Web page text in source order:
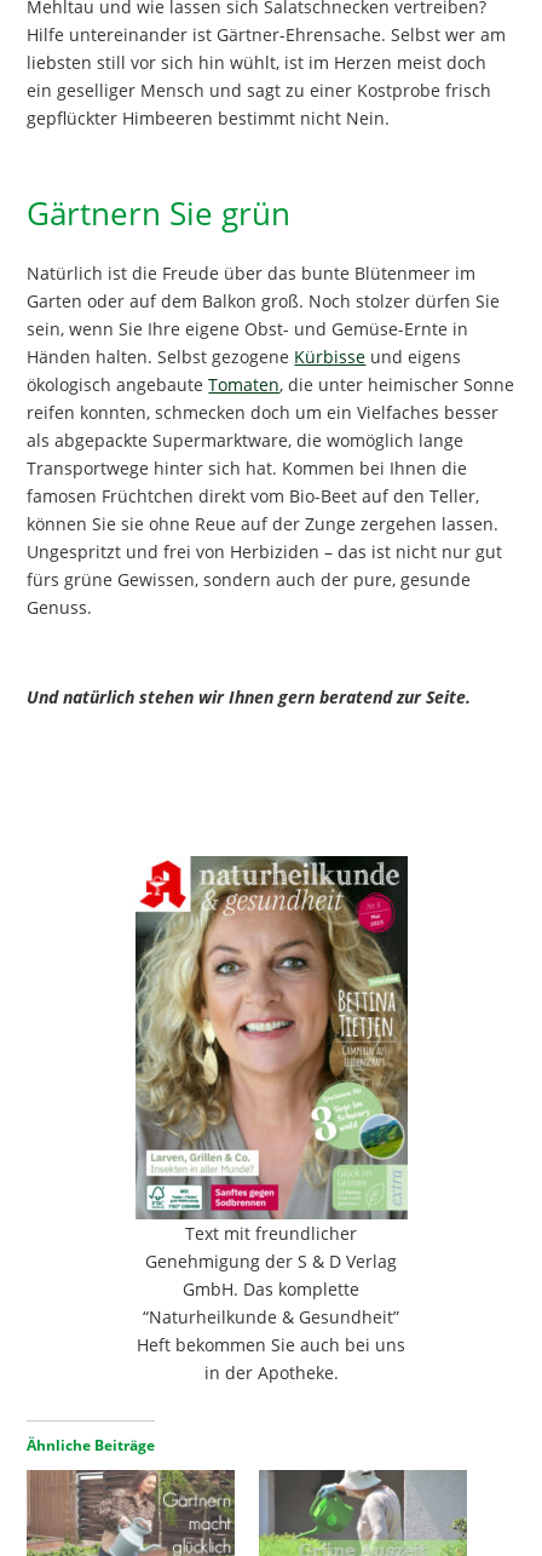
Mehltau und wie lassen sich Salatschnecken vertreiben?
Hilfe untereinander ist Gärtner-Ehrensache. Selbst wer am
liebsten still vor sich hin wühlt, ist im Herzen meist doch
ein geselliger Mensch und sagt zu einer Kostprobe frisch
gepflückter Himbeeren bestimmt nicht Nein.
Gärtnern Sie grün
Natürlich ist die Freude über das bunte Blütenmeer im
Garten oder auf dem Balkon groß. Noch stolzer dürfen Sie
sein, wenn Sie Ihre eigene Obst- und Gemüse-Ernte in
Händen halten. Selbst gezogene Kürbisse und eigens
ökologisch angebauteTomaten, die unter heimischer Sonne
reifen konnten, schmecken doch um ein Vielfaches besser
als abgepackte Supermarktware, die womöglich lange
Transportwege hinter sich hat. Kommen bei Ihnen die
famosen Früchtchen direkt vom Bio-Beet auf den Teller,
können Sie sie ohne Reue auf der Zunge zergehen lassen.
Ungespritzt und frei von Herbiziden – das ist nicht nur gut
fürs grüne Gewissen, sondern auch der pure, gesunde
Genuss.
Und natürlich stehen wir Ihnen gern beratend zur Seite.
Text mit freundlicher
Genehmigung der S & D Verlag
GmbH. Das komplette
“Naturheilkunde & Gesundheit”
Heft bekommen Sie auch bei uns
in der Apotheke.
Ähnliche Beiträge